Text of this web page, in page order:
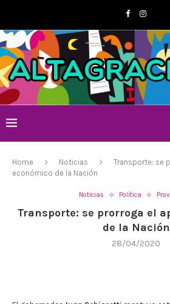
Home Noticias
Transporte: se
económico de la Nación
Noticias Política
Transporte: se prorroga el
de la Nación
28/04/2020